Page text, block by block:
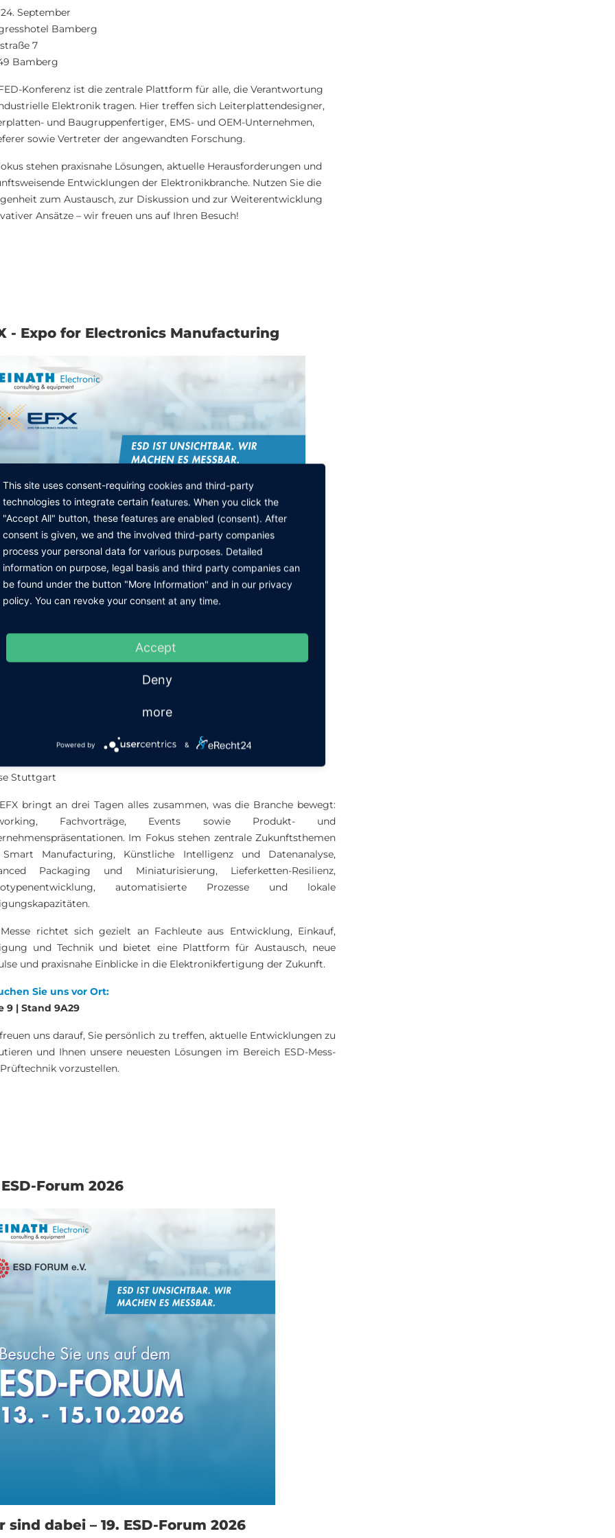
September
Bamberg
7
Bamberg
Konferenz ist die zentrale Plattform für alle, die Verantwortung
Elektronik tragen. Hier treffen sich Leiterplattendesigner,
und Baugruppenfertiger, EMS- und OEM-Unternehmen,
sowie Vertreter der angewandten Forschung.
stehen praxisnahe Lösungen, aktuelle Herausforderungen und
Entwicklungen der Elektronikbranche. Nutzen Sie die
zum Austausch, zur Diskussion und zur Weiterentwicklung
Ansätze – wir freuen uns auf Ihren Besuch!
- Expo for Electronics Manufacturing
Stuttgart
bringt an drei Tagen alles zusammen, was die Branche bewegt:
Fachvorträge, Events sowie Produkt- und
Im Fokus stehen zentrale Zukunftsthemen
Manufacturing, Künstliche Intelligenz und Datenanalyse,
Packaging und Miniaturisierung, Lieferketten-Resilienz,
automatisierte Prozesse und lokale
richtet sich gezielt an Fachleute aus Entwicklung, Einkauf,
und Technik und bietet eine Plattform für Austausch, neue
und praxisnahe Einblicke in die Elektronikfertigung der Zukunft.
Sie uns vor Ort:
9 | Stand 9A29
uns darauf, Sie persönlich zu treffen, aktuelle Entwicklungen zu
und Ihnen unsere neuesten Lösungen im Bereich ESD-Mess-
vorzustellen.
ESD-Forum 2026
sind dabei – 19. ESD-Forum 2026
This site uses consent-requiring cookies and third-party
technologies to integrate certain features. When you click the
"Accept All" button, these features are enabled (consent). After
consent is given, we and the involved third-party companies
process your personal data for various purposes. Detailed
information on purpose, legal basis and third party companies can
be found under the button "More Information" and in our privacy
policy. You can revoke your consent at any time.
Accept
Deny
more
Powered by &